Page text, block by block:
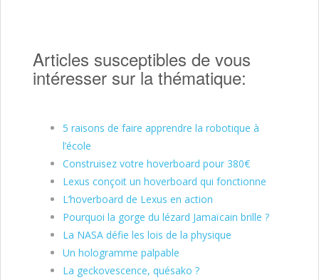
Articles susceptibles de vous
intéresser sur la thématique:
5 raisons de faire apprendre la robotique à
l’école
Construisez votre hoverboard pour 380€
Lexus conçoit un hoverboard qui fonctionne
L’hoverboard de Lexus en action
Pourquoi la gorge du lézard Jamaïcain brille ?
La NASA défie les lois de la physique
Un hologramme palpable
La geckovescence, quésako ?